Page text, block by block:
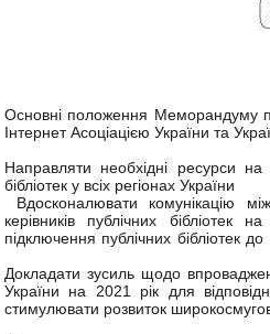
Основні положення Меморандуму
Інтернет Асоціацією України та
Направляти необхідні ресурси
бібліотек у всіх регіонах України
Вдосконалювати комунікацію
керівників публічних
підключення публічних бібліотек
Докладати зусиль щодо
України на 2021 рік для
стимулювати розвиток